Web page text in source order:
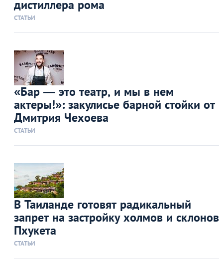
дистиллера рома
СТАТЬИ
«Бар — это театр, и мы в нем
актеры!»: закулисье барной стойки от
Дмитрия Чехоева
СТАТЬИ
В Таиланде готовят радикальный
запрет на застройку холмов и склонов
Пхукета
СТАТЬИ